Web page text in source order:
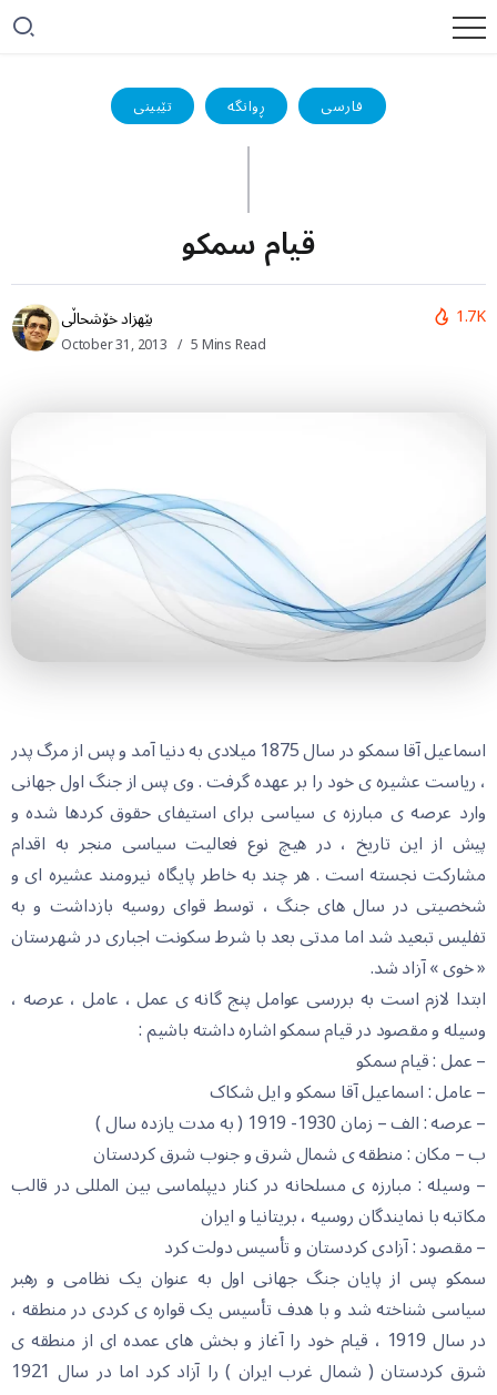
تێبینی ڕوانگە فارسی
قیام سمکو
بێهزاد خۆشحاڵی
October 31, 2013 5 Mins Read
1.7K
اسماعیل آقا سمکو در سال 1875 میلادی به دنیا آمد و پس از مرگ پدر
، ریاست عشیره ی خود را بر عهده گرفت . وی پس از جنگ اول جهانی
وارد عرصه ی مبارزه ی سیاسی برای استیفای حقوق کردها شده و
پیش از این تاریخ ، در هیچ نوع فعالیت سیاسی منجر به اقدام
مشارکت نجسته است . هر چند به خاطر پایگاه نیرومند عشیره ای و
شخصیتی در سال های جنگ ، توسط قوای روسیه بازداشت و به
تفلیس تبعید شد اما مدتی بعد با شرط سکونت اجباری در شهرستان
« خوی » آزاد شد.
ابتدا لازم است به بررسی عوامل پنج گانه ی عمل ، عامل ، عرصه ،
وسیله و مقصود در قیام سمکو اشاره داشته باشیم :
– عمل : قیام سمکو
– عامل : اسماعیل آقا سمکو و ایل شکاک
– عرصه : الف – زمان 1930- 1919 ( به مدت یازده سال )
ب – مکان : منطقه ی شمال شرق و جنوب شرق کردستان
– وسیله : مبارزه ی مسلحانه در کنار دیپلماسی بین المللی در قالب
مکاتبه با نمایندگان روسیه ، بریتانیا و ایران
– مقصود : آزادی کردستان و تأسیس دولت کرد
سمکو پس از پایان جنگ جهانی اول به عنوان یک نظامی و رهبر
سیاسی شناخته شد و با هدف تأسیس یک قواره ی کردی در منطقه ،
در سال 1919 ، قیام خود را آغاز و بخش های عمده ای از منطقه ی
شرق کردستان ( شمال غرب ایران ) را آزاد کرد اما در سال 1921